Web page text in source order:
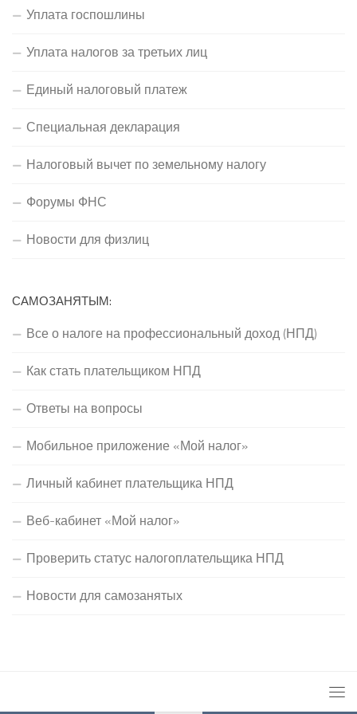
Уплата госпошлины
Уплата налогов за третьих лиц
Единый налоговый платеж
Специальная декларация
Налоговый вычет по земельному налогу
Форумы ФНС
Новости для физлиц
САМОЗАНЯТЫМ:
Все о налоге на профессиональный доход (НПД)
Как стать плательщиком НПД
Ответы на вопросы
Мобильное приложение «Мой налог»
Личный кабинет плательщика НПД
Веб-кабинет «Мой налог»
Проверить статус налогоплательщика НПД
Новости для самозанятых